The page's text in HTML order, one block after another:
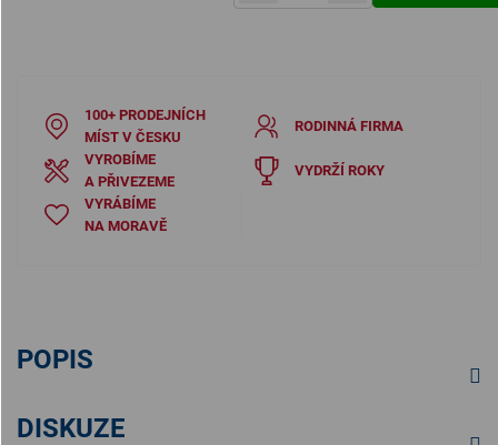
100+ PRODEJNÍCH
MÍST V ČESKU
RODINNÁ FIRMA
VYROBÍME
A PŘIVEZEME
VYDRŽÍ ROKY
VYRÁBÍME
NA MORAVĚ
POPIS
DISKUZE